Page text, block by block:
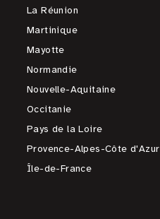
La Réunion
Martinique
Mayotte
Normandie
Nouvelle-Aquitaine
Occitanie
Pays de la Loire
Provence-Alpes-Côte d'Azur
Île-de-France